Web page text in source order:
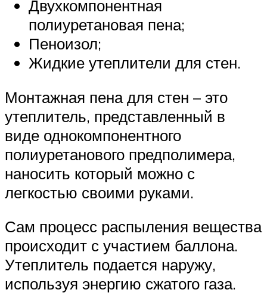
Двухкомпонентная
полиуретановая пена;
Пеноизол;
Жидкие утеплители для стен.
Монтажная пена для стен – это
утеплитель, представленный в
виде однокомпонентного
полиуретанового предполимера,
наносить который можно с
легкостью своими руками.
Сам процесс распыления вещества
происходит с участием баллона.
Утеплитель подается наружу,
используя энергию сжатого газа.